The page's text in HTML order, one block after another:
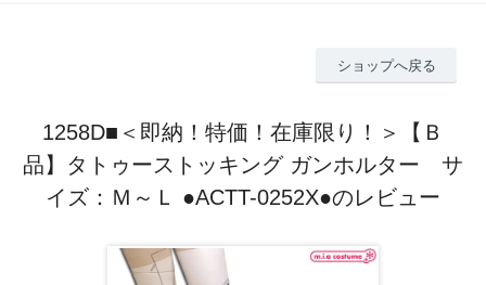
ショップへ戻る
1258D■＜即納！特価！在庫限り！＞【Ｂ
品】タトゥーストッキング ガンホルター サ
イズ：Ｍ～Ｌ ●ACTT-0252X●のレビュー